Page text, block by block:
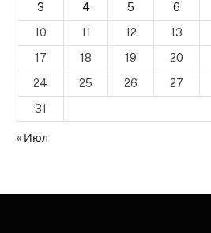
3
4 5 6
10
11 12 13
17
18 19 20
24
25 26 27
31
« Июл